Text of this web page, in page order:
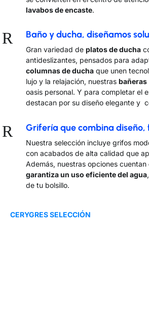
lavabos de encaste.
R Baño y ducha, diseñamos
Gran variedad deplatos de ducha
antideslizantes, pensados para
columnas de ducha que unen
lujo y la relajación, nuestrasbañeras
oasis personal. Y para completar el
destacan por su diseño elegante y
R Grifería que combina
Nuestra selección incluye grifos
con acabados de alta calidad que
Además, nuestras opciones
garantiza un uso eficiente del agua
de tu bolsillo.
CERYGRES SELECCIÓN